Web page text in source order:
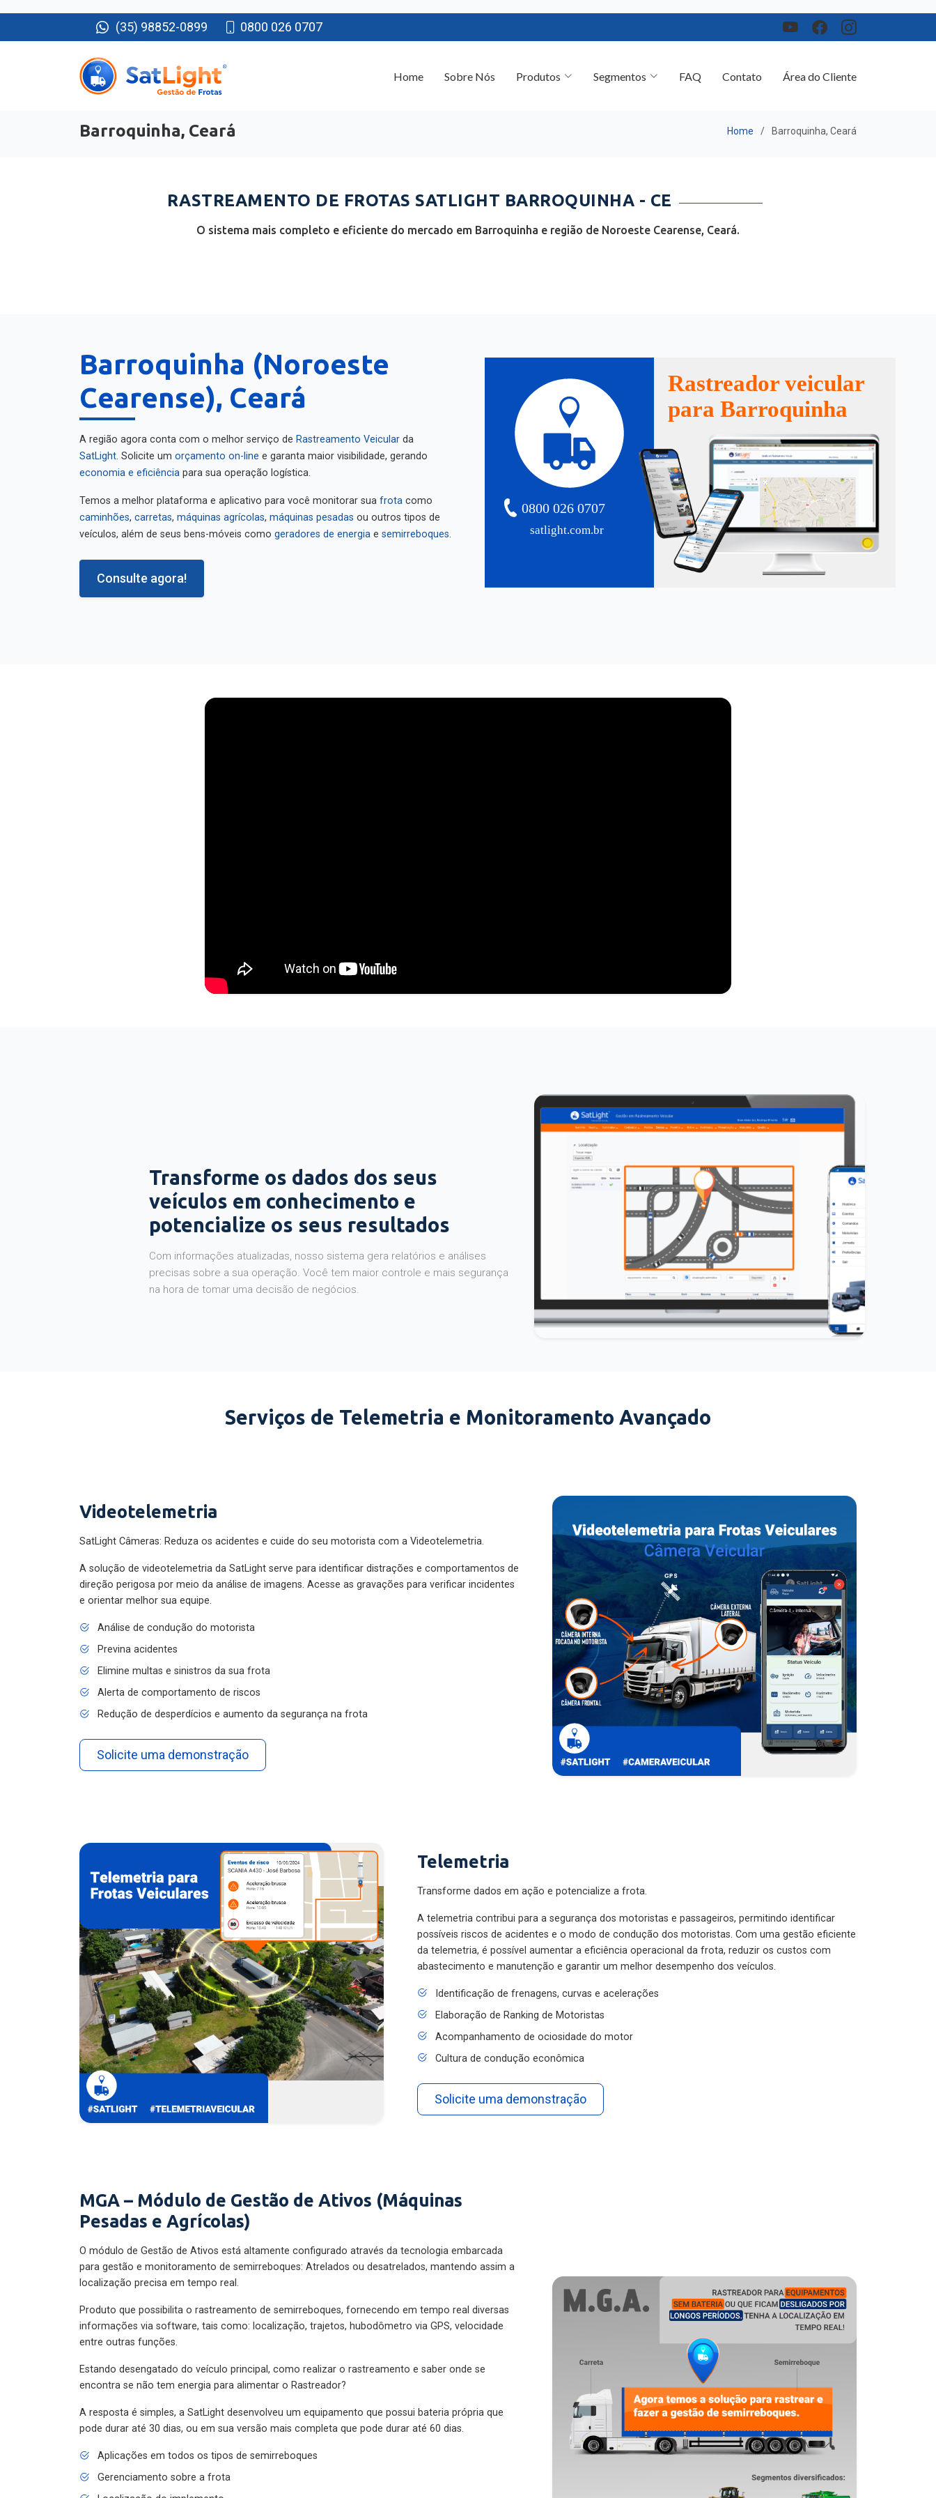
(35) 98852-0899 0800 026 0707
Barroquinha, Ceará
RASTREAMENTO DE FROTAS SATLIGHT BARROQUINHA - CE
O sistema mais completo e eficiente do mercado em Barroquinha e região de Noroeste Cearense, Ceará.
Barroquinha (Noroeste
Cearense), Ceará
A região agora conta com o melhor serviço de Rastreamento Veicular
da
SatLight
. Solicite um orçamento on-line
e garanta maior visibilidade, gerando
economia e eficiência
para sua operação logística.
Temos a melhor plataforma e aplicativo para você monitorar sua frota
caminhões
máquinas agrícolas máquinas pesadas
ou outros tipos de
veículos, além de seus bens-móveis como
geradores de energia semirreboques
Consulte agora!
satlight.com.br
0800 026 0707
Rastreador veicular
para Barroquinha
Transforme os dados dos seus
veículos em conhecimento e
potencialize os seus resultados
Com informações atualizadas, nosso sistema gera relatórios e análises
precisas sobre a sua operação. Você tem maior controle e mais segurança
na hora de tomar uma decisão de negócios.
Serviços de Telemetria e Monitoramento Avançado
Videotelemetria
SatLight Câmeras: Reduza os acidentes e cuide do seu motorista com a Videotelemetria.
A solução de videotelemetria da SatLight serve para identificar distrações e comportamentos de
direção perigosa por meio da análise de imagens. Acesse as gravações para verificar incidentes
e orientar melhor sua equipe.
Análise de condução do motorista
Previna acidentes
Elimine multas e sinistros da sua frota
Alerta de comportamento de riscos
Redução de desperdícios e aumento da segurança na frota
Solicite uma demonstração
Telemetria
Transforme dados em ação e potencialize a frota.
A telemetria contribui para a segurança dos motoristas e passageiros, permitindo identificar
possíveis riscos de acidentes e o modo de condução dos motoristas. Com uma gestão eficiente
da telemetria, é possível aumentar a eficiência operacional da frota, reduzir os custos com
abastecimento e manutenção e garantir um melhor desempenho dos veículos.
Identificação de frenagens, curvas e acelerações
Elaboração de Ranking de Motoristas
Acompanhamento de ociosidade do motor
Cultura de condução econômica
Solicite uma demonstração
MGA – Módulo de Gestão de Ativos (Máquinas
Pesadas e Agrícolas)
O módulo de Gestão de Ativos está altamente configurado através da tecnologia embarcada
para gestão e monitoramento de semirreboques: Atrelados ou desatrelados, mantendo assim a
localização precisa em tempo real.
Produto que possibilita o rastreamento de semirreboques, fornecendo em tempo real diversas
informações via software, tais como: localização, trajetos, hubodômetro via GPS, velocidade
entre outras funções.
Estando desengatado do veículo principal, como realizar o rastreamento e saber onde se
encontra se não tem energia para alimentar o Rastreador?
A resposta é simples, a SatLight desenvolveu um equipamento que possui bateria própria que
pode durar até 30 dias, ou em sua versão mais completa que pode durar até 60 dias.
Aplicações em todos os tipos de semirreboques
Gerenciamento sobre a frota
Localização do implemento